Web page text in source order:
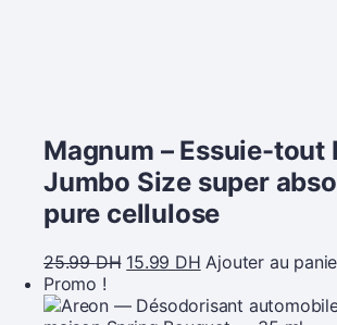
Magnum – Essuie-tout
Jumbo Size super
pure cellulose
25.99DH 15.99 DH Ajouter au
Promo !